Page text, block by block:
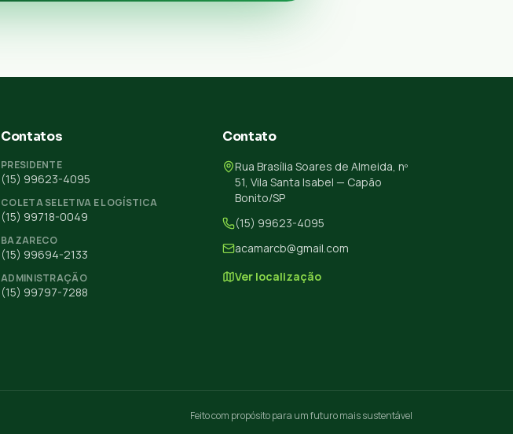
Contatos
PRESIDENTE
(15) 99623-4095
COLETA SELETIVA E LOGÍSTICA
(15) 99718-0049
BAZARECO
(15) 99694-2133
ADMINISTRAÇÃO
(15) 99797-7288
Contato
Rua Brasília Soares de Almeida, nº
51, Vila Santa Isabel — Capão
Bonito/SP
(15) 99623-4095
acamarcb@gmail.com
Ver localização
Feito com propósito para um futuro mais sustentável